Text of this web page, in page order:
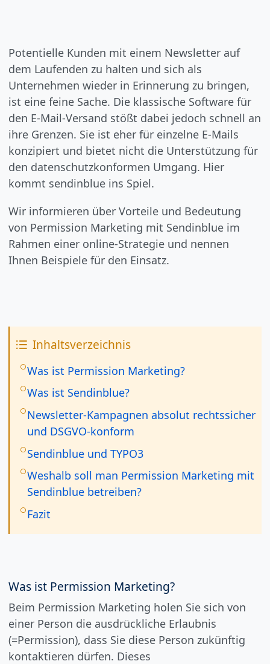
Potentielle Kunden mit einem Newsletter auf
dem Laufenden zu halten und sich als
Unternehmen wieder in Erinnerung zu bringen,
ist eine feine Sache. Die klassische Software für
den E-Mail-Versand stößt dabei jedoch schnell an
ihre Grenzen. Sie ist eher für einzelne E-Mails
konzipiert und bietet nicht die Unterstützung für
den datenschutzkonformen Umgang. Hier
kommt sendinblue ins Spiel.
Wir informieren über Vorteile und Bedeutung
von Permission Marketing mit Sendinblue im
Rahmen einer online-Strategie und nennen
Ihnen Beispiele für den Einsatz.
Inhaltsverzeichnis
Was ist Permission Marketing?
Was ist Sendinblue?
Newsletter-Kampagnen absolut rechtssicher
und DSGVO-konform
Sendinblue und TYPO3
Weshalb soll man Permission Marketing mit
Sendinblue betreiben?
Fazit
Was ist Permission Marketing?
Beim Permission Marketing holen Sie sich von
einer Person die ausdrückliche Erlaubnis
(=Permission), dass Sie diese Person zukünftig
kontaktieren dürfen. Dieses